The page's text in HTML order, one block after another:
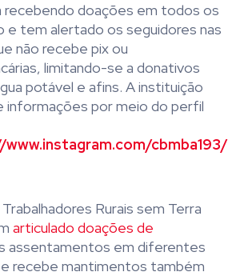
recebendo doações em todos os
e tem alertado os seguidores nas
não recebe pix ou
limitando-se a donativos
potável e afins. A instituição
informações por meio do perfil
cbmba193/
Rurais sem Terra
articulado doações de
assentamentos em diferentes
recebe mantimentos também